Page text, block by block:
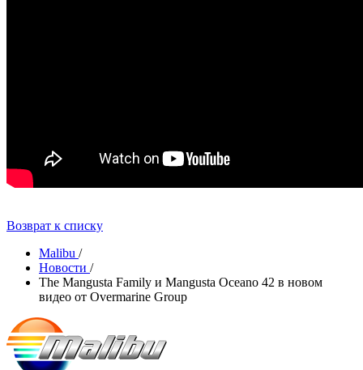
Возврат к списку
Malibu /
Новости /
The Mangusta Family и Mangusta Oceano 42 в новом
видео от Overmarine Group